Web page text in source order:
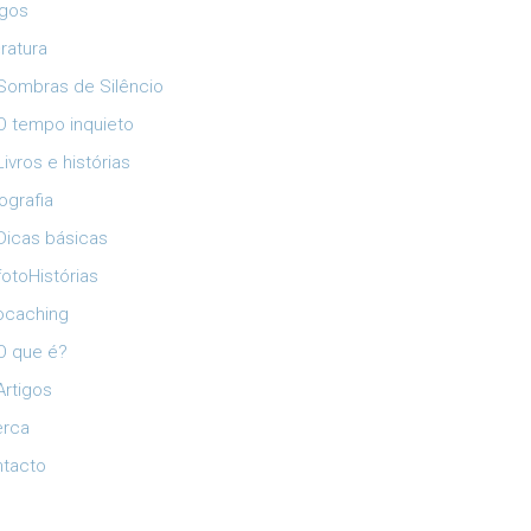
de Silêncio
tempo inquieto
e histórias
básicas
que é?